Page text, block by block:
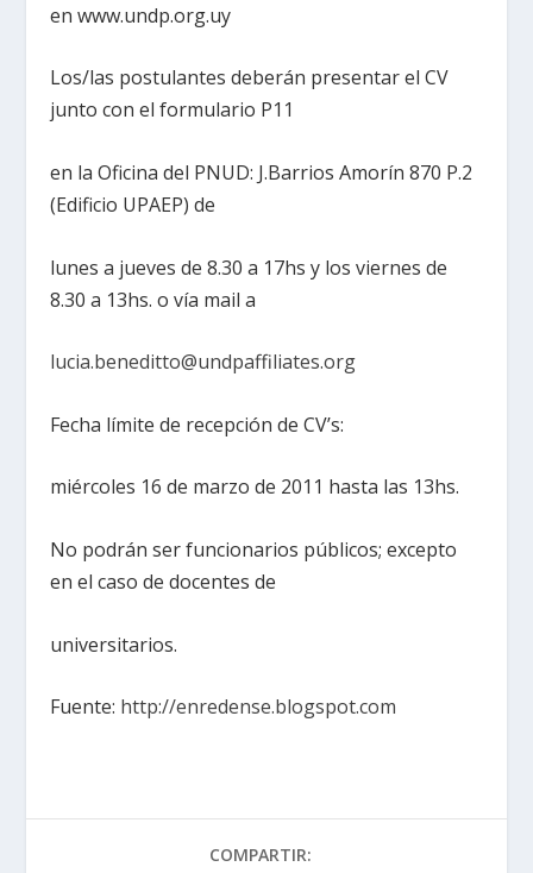
en www.undp.org.uy
Los/las postulantes deberán presentar el CV
junto con el formulario P11
en la Oficina del PNUD: J.Barrios Amorín 870 P.2
(Edificio UPAEP) de
lunes a jueves de 8.30 a 17hs y los viernes de
8.30 a 13hs. o vía mail a
lucia.beneditto@undpaffiliates.org
Fecha límite de recepción de CV’s:
miércoles 16 de marzo de 2011 hasta las 13hs.
No podrán ser funcionarios públicos; excepto
en el caso de docentes de
universitarios.
Fuente: http://enredense.blogspot.com
COMPARTIR: